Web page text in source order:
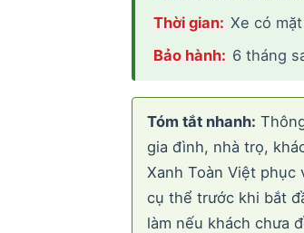
Thời gian: Xe có
Bảo hành: 6 tháng
Tóm tắt nhanh:
gia đình, nhà trọ,
Xanh Toàn Việt phục
cụ thể trước khi bắt
làm nếu khách chưa